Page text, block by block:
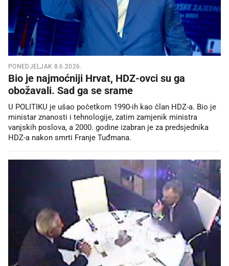
PONEDJELJAK 8.6.2026.
Bio je najmoćniji Hrvat, HDZ-ovci su ga
obožavali. Sad ga se srame
U POLITIKU je ušao početkom 1990-ih kao član HDZ-a. Bio je
ministar znanosti i tehnologije, zatim zamjenik ministra
vanjskih poslova, a 2000. godine izabran je za predsjednika
HDZ-a nakon smrti Franje Tuđmana.